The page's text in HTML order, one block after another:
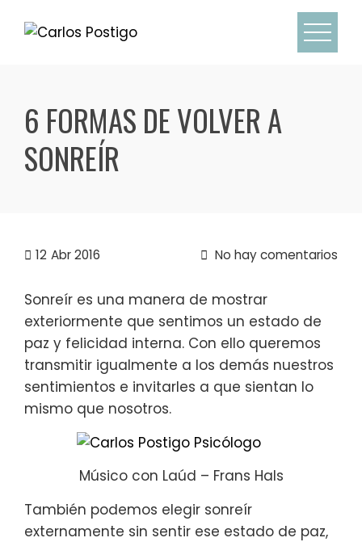
6 FORMAS DE VOLVER A
SONREÍR
12 Abr 2016 No hay comentarios
Sonreír es una manera de mostrar
exteriormente que sentimos un estado de
paz y felicidad interna. Con ello queremos
transmitir igualmente a los demás nuestros
sentimientos e invitarles a que sientan lo
mismo que nosotros.
Músico con Laúd – Frans Hals
También podemos elegir sonreír
externamente sin sentir ese estado de paz,